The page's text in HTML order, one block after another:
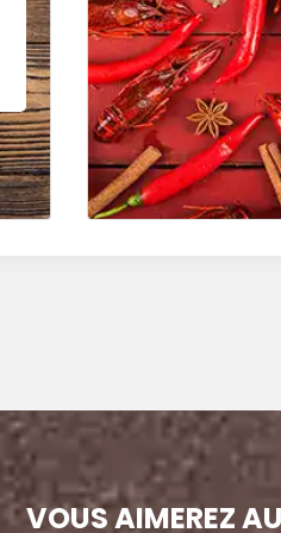
VOUS AIMEREZ